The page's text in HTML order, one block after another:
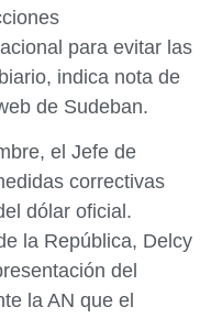
para evitar las
indica nota de
de Sudeban.
el Jefe de
correctivas
dólar oficial.
la República, Delcy
del
la AN que el